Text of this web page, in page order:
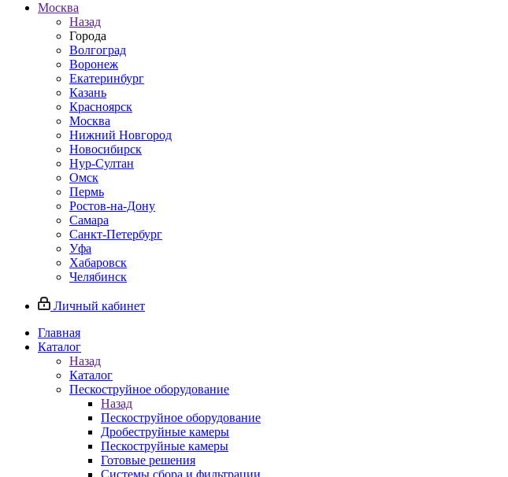
Москва
Назад
Города
Волгоград
Воронеж
Екатеринбург
Казань
Красноярск
Москва
Нижний Новгород
Новосибирск
Нур-Султан
Омск
Пермь
Ростов-на-Дону
Самара
Санкт-Петербург
Уфа
Хабаровск
Челябинск
Личный кабинет
Главная
Каталог
Назад
Каталог
Пескоструйное оборудование
Назад
Пескоструйное оборудование
Дробеструйные камеры
Пескоструйные камеры
Готовые решения
Системы сбора и фильтрации